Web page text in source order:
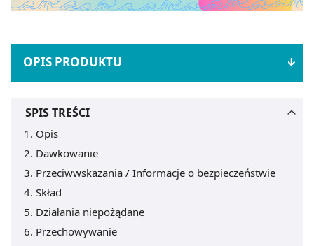
OPIS PRODUKTU
SPIS TREŚCI
Opis
Dawkowanie
Przeciwwskazania / Informacje o bezpieczeństwie
Skład
Działania niepożądane
Przechowywanie